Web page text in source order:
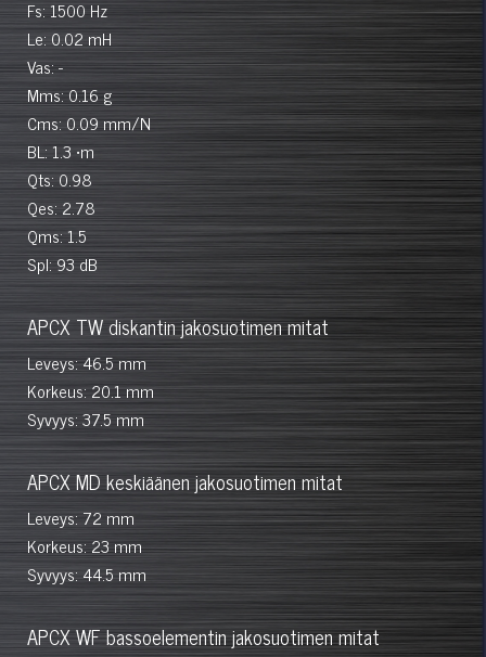
Fs: 1500 Hz
Le: 0.02 mH
Vas: -
Mms: 0.16 g
Cms: 0.09 mm/N
BL: 1.3 •m
Qts: 0.98
Qes: 2.78
Qms: 1.5
Spl: 93 dB
APCX TW diskantin jakosuotimen mitat
Leveys: 46.5 mm
Korkeus: 20.1 mm
Syvyys: 37.5 mm
APCX MD keskiäänen jakosuotimen mitat
Leveys: 72 mm
Korkeus: 23 mm
Syvyys: 44.5 mm
APCX WF bassoelementin jakosuotimen mitat